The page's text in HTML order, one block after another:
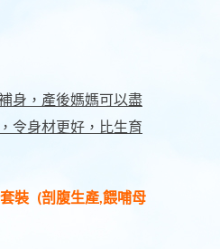
身，產後媽媽可以盡
令身材更好，比生育
裝 (剖腹生產,餵哺母